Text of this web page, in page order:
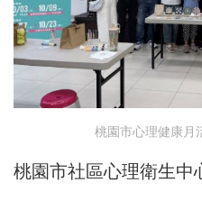
桃園市心理健康月
桃園市社區心理衛生中